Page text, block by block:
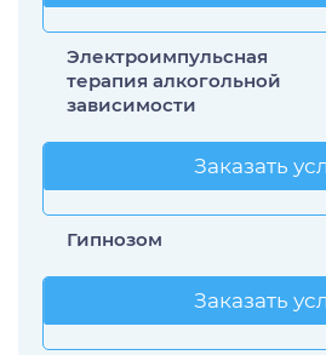
Электроимпульсная
терапия алкогольной
зависимости
Заказать
Заказать
Гипнозом
Заказать
Заказать